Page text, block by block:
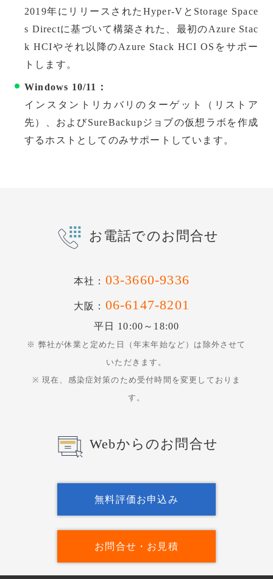
2019年にリリースされたHyper-VとStorage Space
s Directに基づいて構築された、最初のAzure Stac
k HCIやそれ以降のAzure Stack HCI OSをサポー
トします。
Windows 10/11：
インスタントリカバリのターゲット（リストア
先）、およびSureBackupジョブの仮想ラボを作成
するホストとしてのみサポートしています。
お電話でのお問合せ
本社： 03-3660-9336
大阪： 06-6147-8201
平日 10:00～18:00
※ 弊社が休業と定めた日（年末年始など）は除外させて
いただきます。
※ 現在、感染症対策のため受付時間を変更しておりま
す。
Webからのお問合せ
無料評価お申込み
お問合せ・お見積